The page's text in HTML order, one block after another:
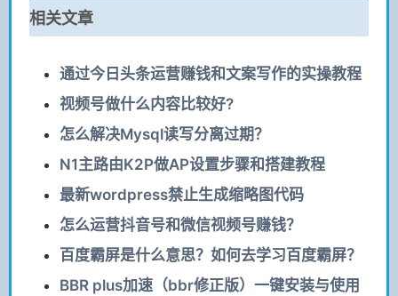
相关文章
通过今日头条运营赚钱和文案写作的实操教程
视频号做什么内容比较好?
怎么解决Mysql读写分离过期？
N1主路由K2P做AP设置步骤和搭建教程
最新wordpress禁止生成缩略图代码
怎么运营抖音号和微信视频号赚钱？
百度霸屏是什么意思？如何去学习百度霸屏？
BBR plus加速（bbr修正版）一键安装与使用